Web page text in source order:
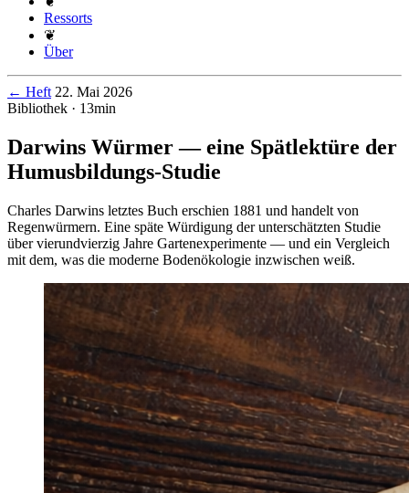
Ressorts
❦
Über
← Heft 22. Mai 2026
Bibliothek · 13min
Darwins Würmer — eine Spätlektüre der
Humusbildungs-Studie
Charles Darwins letztes Buch erschien 1881 und handelt von
Regenwürmern. Eine späte Würdigung der unterschätzten Studie
über vierundvierzig Jahre Gartenexperimente — und ein Vergleich
mit dem, was die moderne Bodenökologie inzwischen weiß.